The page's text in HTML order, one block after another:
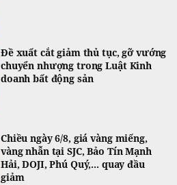
Đề xuất cắt giảm thủ tục, gỡ vướng
chuyển nhượng trong Luật Kinh
doanh bất động sản
Chiều ngày 6/8, giá vàng miếng,
vàng nhẫn tại SJC, Bảo Tín Mạnh
Hải, DOJI, Phú Quý,... quay đầu
giảm